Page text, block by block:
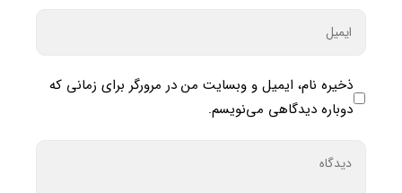
ذخیره نام، ایمیل و وبسایت من در مرورگر برای زمانی که
دوباره دیدگاهی می‌نویسم.